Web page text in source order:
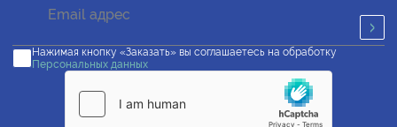
Нажимая кнопку «Заказать» вы соглашаетесь на обработку
Персональных данных